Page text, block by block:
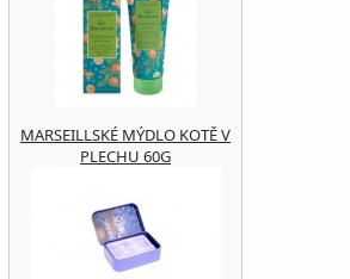
MARSEILLSKÉ MÝDLO KOTĚ V
PLECHU 60G